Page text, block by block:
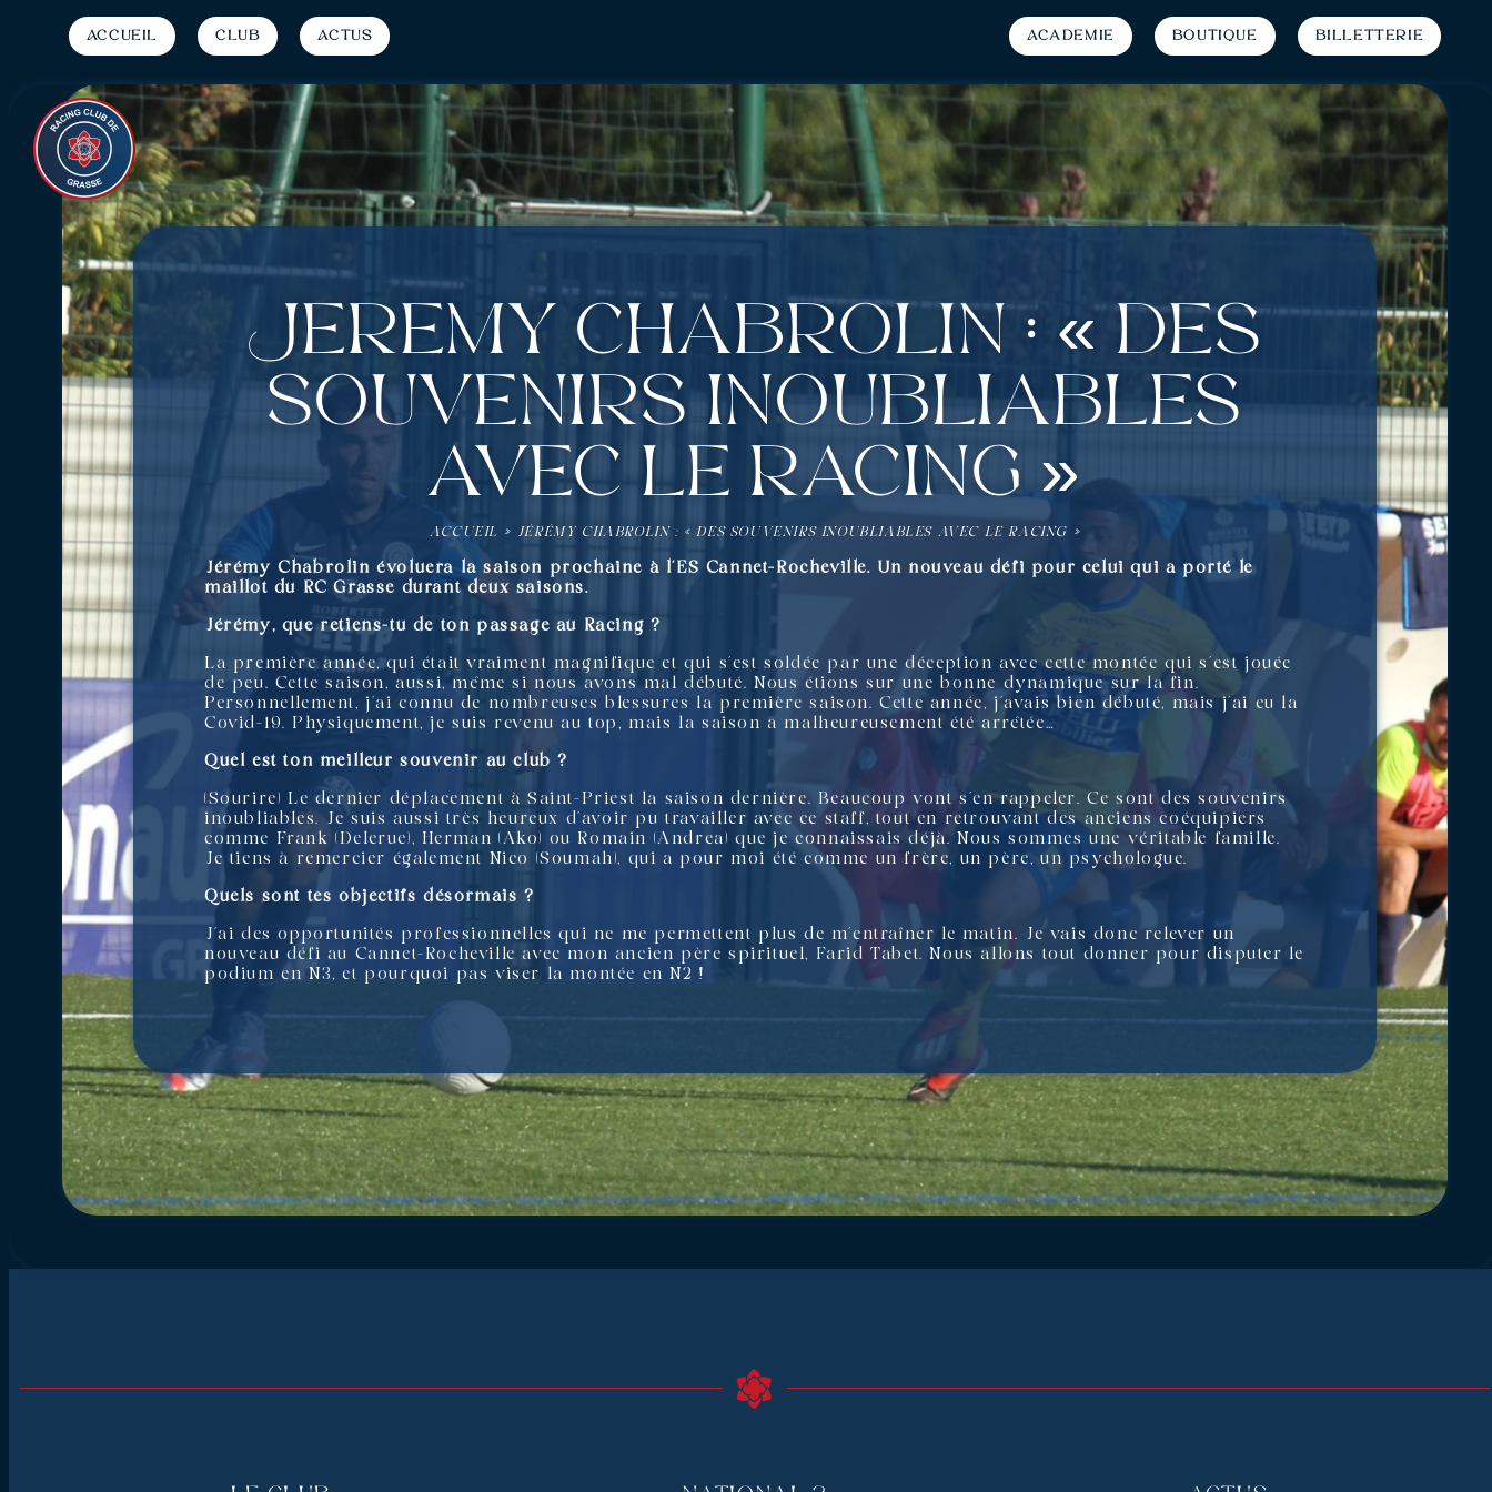
Accueil Club Actus Académie Boutique Billetterie
Jérémy Chabrolin : « Des
souvenirs inoubliables
avec le Racing »
ACCUEIL » JÉRÉMY CHABROLIN : « DES SOUVENIRS INOUBLIABLES AVEC LE RACING »
Jérémy Chabrolin évoluera la saison prochaine à l’ES Cannet-Rocheville. Un nouveau défi pour celui qui a porté le
maillot du RC Grasse durant deux saisons.
Jérémy, que retiens-tu de ton passage au Racing ?
La première année, qui était vraiment magnifique et qui s’est soldée par une déception avec cette montée qui s’est jouée
de peu. Cette saison, aussi, même si nous avons mal débuté. Nous étions sur une bonne dynamique sur la fin.
Personnellement, j’ai connu de nombreuses blessures la première saison. Cette année, j’avais bien débuté, mais j’ai eu la
Covid-19. Physiquement, je suis revenu au top, mais la saison a malheureusement été arrêtée…
Quel est ton meilleur souvenir au club ?
(Sourire) Le dernier déplacement à Saint-Priest la saison dernière. Beaucoup vont s’en rappeler. Ce sont des souvenirs
inoubliables. Je suis aussi très heureux d’avoir pu travailler avec ce staff, tout en retrouvant des anciens coéquipiers
comme Frank (Delerue), Herman (Ako) ou Romain (Andrea) que je connaissais déjà. Nous sommes une véritable famille.
Je tiens à remercier également Nico (Soumah), qui a pour moi été comme un frère, un père, un psychologue.
Quels sont tes objectifs désormais ?
J’ai des opportunités professionnelles qui ne me permettent plus de m’entraîner le matin. Je vais donc relever un
nouveau défi au Cannet-Rocheville avec mon ancien père spirituel, Farid Tabet. Nous allons tout donner pour disputer le
podium en N3, et pourquoi pas viser la montée en N2 !